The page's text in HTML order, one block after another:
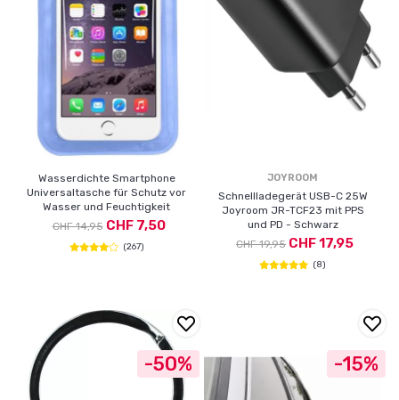
Wasserdichte Smartphone
Universaltasche für Schutz vor
Wasser und Feuchtigkeit
CHF 14,95CHF 7,50
(267)
JOYROOM
Schnellladegerät USB-C 25W
Joyroom JR-TCF23 mit PPS
und PD - Schwarz
CHF 19,95 CHF 17,95
(8)
-50% -15%